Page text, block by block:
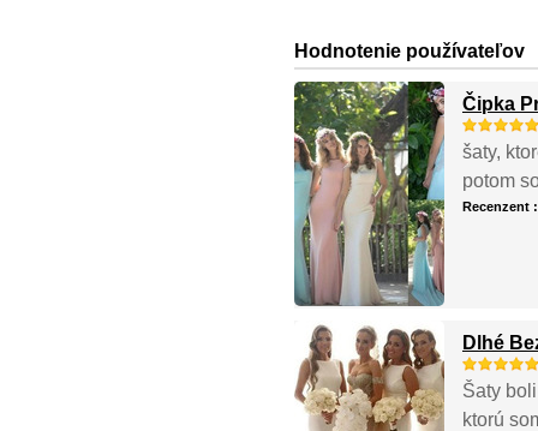
Hodnotenie používateľov
Čipka
šaty,
potom
Recenzent
Dlhé
Šaty
ktorú